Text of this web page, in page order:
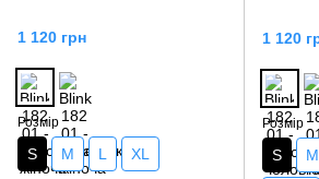
1 120 грн
Розмір
S M L XL
1 120
Розмір
S M